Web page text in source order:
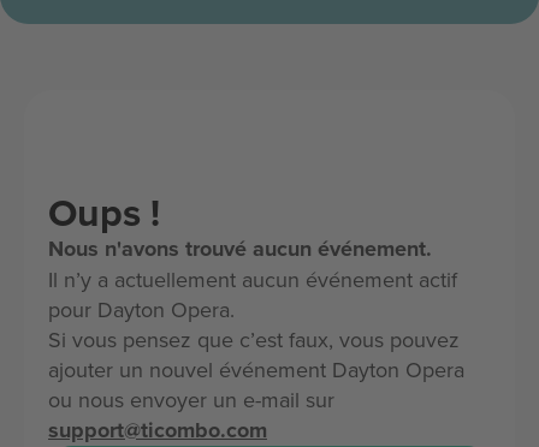
Oups !
Nous n'avons trouvé aucun événement.
Il n’y a actuellement aucun événement actif
pour Dayton Opera.
Si vous pensez que c’est faux, vous pouvez
ajouter un nouvel événement Dayton Opera
ou nous envoyer un e-mail sur
support@ticombo.com